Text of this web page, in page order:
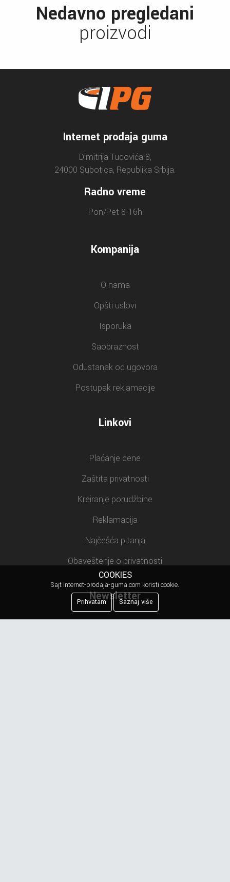
Nedavno pregledani
proizvodi
Internet prodaja guma
Dimitrija Tucovića 8,
24000 Subotica, Republika Srbija.
Radno vreme
Pon/Pet 8-16h
Kompanija
O nama
Opšti uslovi
Isporuka
Saobraznost
Odustanak od ugovora
Postupak reklamacije
Linkovi
Plaćanje cene
Zaštita privatnosti
Kreiranje porudžbine
Reklamacija
Najčešća pitanja
Obaveštenje o privatnosti
Newsletter
COOKIES
Sajt internet-prodaja-guma.com koristi cookie.
Prihvatam
Saznaj više